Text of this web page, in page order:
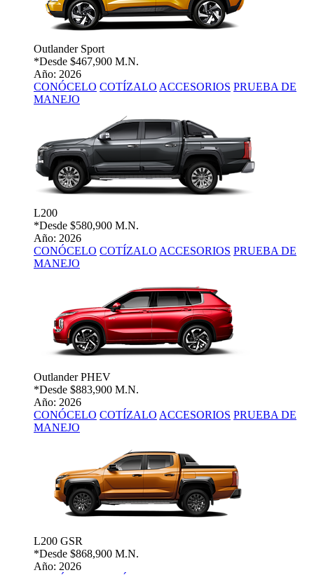
Outlander Sport
*Desde $467,900 M.N.
Año: 2026
CONÓCELO COTÍZALO ACCESORIOS PRUEBA DE
MANEJO
L200
*Desde $580,900 M.N.
Año: 2026
CONÓCELO COTÍZALO ACCESORIOS PRUEBA DE
MANEJO
Outlander PHEV
*Desde $883,900 M.N.
Año: 2026
CONÓCELO COTÍZALO ACCESORIOS PRUEBA DE
MANEJO
L200 GSR
*Desde $868,900 M.N.
Año: 2026